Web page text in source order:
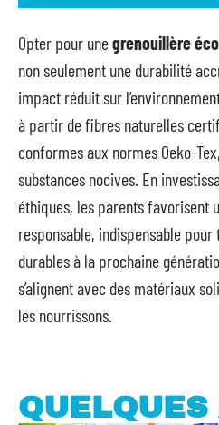
Opter pour unegrenouillère
non seulement une durabilité
impact réduit sur
à partir de fibres naturelles
conformes aux normes Oeko-
substances nocives. En
éthiques, les parents favorisent
responsable, indispensable
durables à la prochaine
s’alignent avec des matériaux
les nourrissons.
QUELQUES